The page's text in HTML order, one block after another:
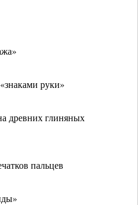
руки»
древних глиняных
пальцев